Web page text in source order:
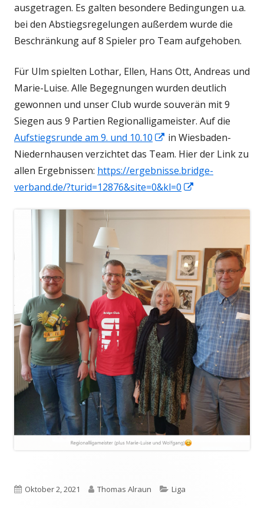
ausgetragen. Es galten besondere Bedingungen u.a.
bei den Abstiegsregelungen außerdem wurde die
Beschränkung auf 8 Spieler pro Team aufgehoben.
Für Ulm spielten Lothar, Ellen, Hans Ott, Andreas und
Marie-Luise. Alle Begegnungen wurden deutlich
gewonnen und unser Club wurde souverän mit 9
Siegen aus 9 Partien Regionalligameister. Auf die
Aufstiegsrunde am 9. und 10.10
In
neuem
Fenster
öffnen
in Wiesbaden-
Niedernhausen verzichtet das Team. Hier der Link zu
allen Ergebnissen: https://ergebnisse.bridge-
verband.de/?turid=12876&site=0&kl=0
Fenster
Veröffentlicht
Oktober 2, 2021 Autor
Thomas Alraun Kategorien
Liga